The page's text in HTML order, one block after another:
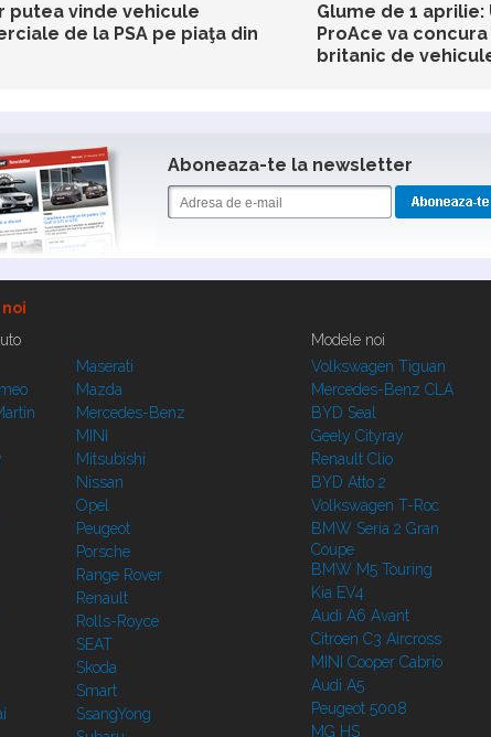
putea vinde vehicule
de la PSA pe piaţa din
Glume de 1
ProAce va
britanic de
Aboneaza-te la newsletter
noi
Maserati
Mazda
Mercedes-Benz
MINI
Mitsubishi
Nissan
Opel
Peugeot
Porsche
Range Rover
Renault
Rolls-Royce
SEAT
Skoda
Smart
SsangYong
Modele noi
Volkswagen Tiguan
Mercedes-Benz CLA
BYD Seal
Geely Cityray
Renault Clio
BYD Atto 2
Volkswagen T-Roc
BMW Seria 2 Gran
Coupe
BMW M5 Touring
Kia EV4
Audi A6 Avant
Citroen C3 Aircross
MINI Cooper Cabrio
Audi A5
Peugeot 5008
MG HS